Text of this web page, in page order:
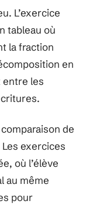
L’exercice
tableau où
la fraction
en
les
de
exercices
où l’élève
au même
pour